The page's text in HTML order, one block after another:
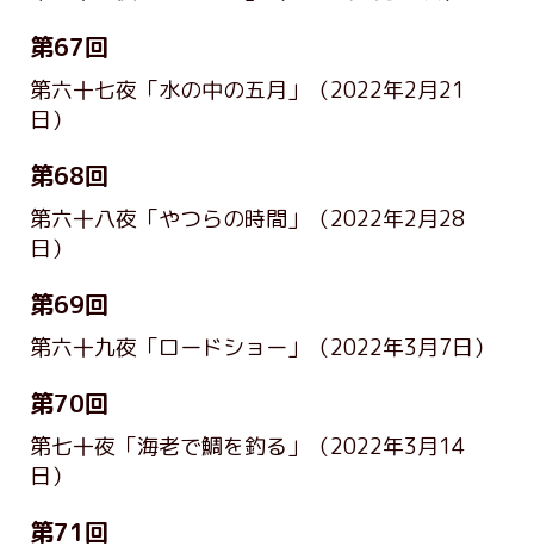
第67回
第六十七夜「水の中の五月」
（2022年2月21
日）
第68回
第六十八夜「やつらの時間」
（2022年2月28
日）
第69回
第六十九夜「ロードショー」 （2022年3月7日）
第70回
第七十夜「海老で鯛を釣る」
（2022年3月14
日）
第71回